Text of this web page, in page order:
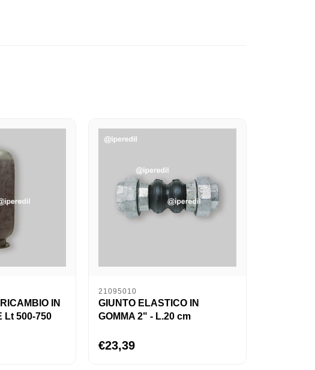
IN
Lt 500-750
21095010
GIUNTO ELASTICO IN
GOMMA 2" - L.20 cm
€23,39